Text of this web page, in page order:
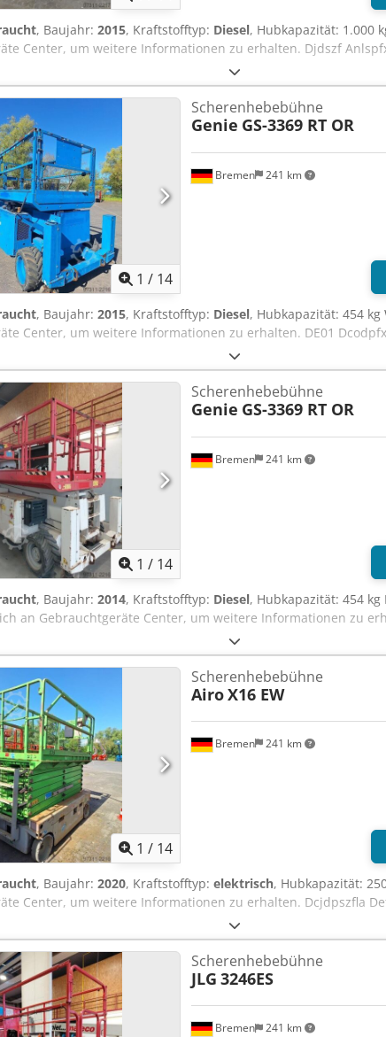
, Baujahr: 2015, Kraftstofftyp: Diesel, Hubkapazität: 1.000
Center, um weitere Informationen zu erhalten. Djdszf Anlspfx
1 / 14
Bremen 241 km
Scherenhebebühne
Genie GS-3369 RT OR
, Baujahr: 2015, Kraftstofftyp: Diesel, Hubkapazität: 454 kg
Center, um weitere Informationen zu erhalten. DE01
1 / 14
Bremen 241 km
Scherenhebebühne
Genie GS-3369 RT OR
, Baujahr: 2014, Kraftstofftyp: Diesel, Hubkapazität: 454 kg
an Gebrauchtgeräte Center, um weitere Informationen zu
1 / 14
Bremen 241 km
Scherenhebebühne
AiroX16 EW
, Baujahr: 2020, Kraftstofftyp: elektrisch, Hubkapazität:
Center, um weitere Informationen zu erhalten. Dcjdpszfla
Bremen 241 km
Scherenhebebühne
JLG 3246ES